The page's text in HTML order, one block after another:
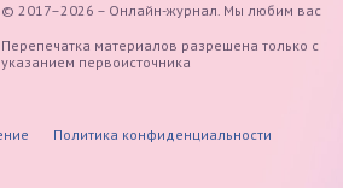
© 2017–2026 – Онлайн-журнал. Мы любим вас
Перепечатка материалов разрешена только с
указанием первоисточника
Политика конфиденциальности